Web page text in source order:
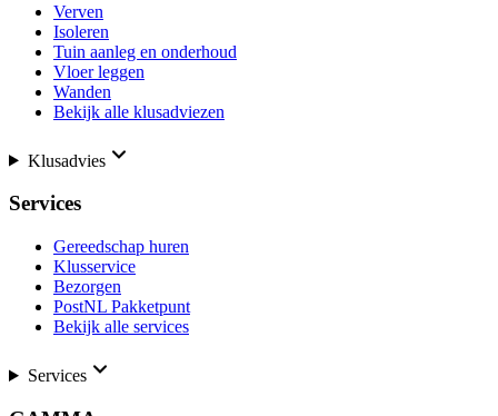
Verven
Isoleren
Tuin aanleg en onderhoud
Vloer leggen
Wanden
Bekijk alle klusadviezen
Klusadvies
Services
Gereedschap huren
Klusservice
Bezorgen
PostNL Pakketpunt
Bekijk alle services
Services